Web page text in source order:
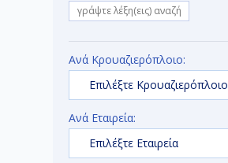
Ανά Κρουαζιερόπλοιο:
Επιλέξτε Κρουαζιερόπλοιο
Ανά Εταιρεία:
Επιλέξτε Εταιρεία